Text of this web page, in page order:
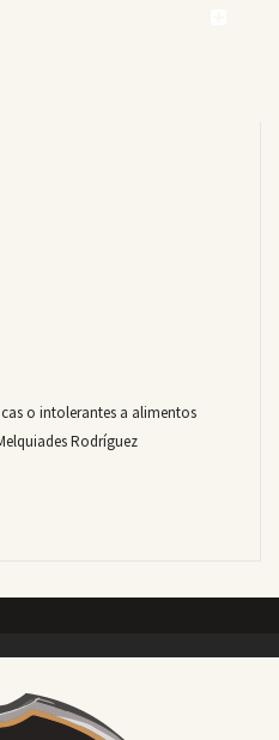
o intolerantes a alimentos
Rodríguez